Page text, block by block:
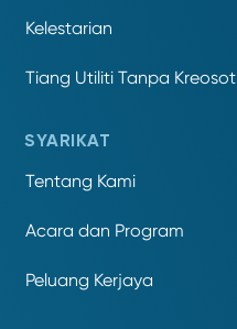
Kelestarian
Tiang Utiliti Tanpa Kreosot
SYARIKAT
Tentang Kami
Acara dan Program
Peluang Kerjaya